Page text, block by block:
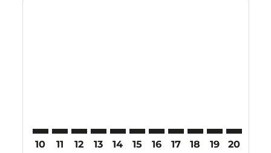
10 11 12 13 14 15 16 17 18 19 20